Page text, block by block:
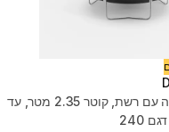
טרמפולינה עם רשת, קוטר 2.35 מטר, עד